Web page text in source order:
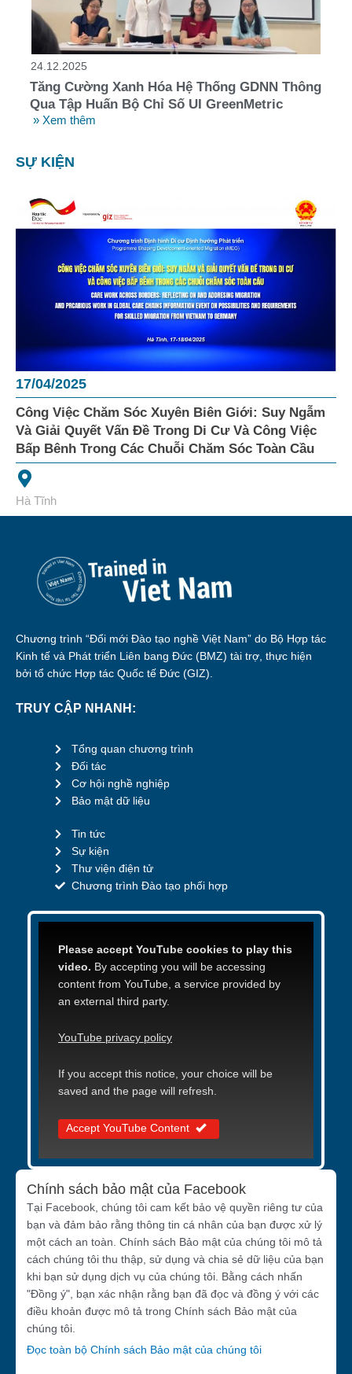
24.12.2025
Tăng Cường Xanh Hóa Hệ Thống GDNN Thông
Qua Tập Huấn Bộ Chỉ Số UI GreenMetric
» Xem thêm
SỰ KIỆN
17/04/2025
Công Việc Chăm Sóc Xuyên Biên Giới: Suy Ngẫm
Và Giải Quyết Vấn Đề Trong Di Cư Và Công Việc
Bấp Bênh Trong Các Chuỗi Chăm Sóc Toàn Cầu
Hà Tĩnh
Chương trình “Đổi mới Đào tạo nghề Việt Nam” do Bộ Hợp tác
Kinh tế và Phát triển Liên bang Đức (BMZ) tài trợ, thực hiện
bởi tổ chức Hợp tác Quốc tế Đức (GIZ).
TRUY CẬP NHANH:
Tổng quan chương trình
Đối tác
Cơ hội nghề nghiệp
Bảo mật dữ liệu
Tin tức
Sự kiện
Thư viện điện tử
Chương trình Đào tạo phối hợp
Please accept YouTube cookies to play this
video. By accepting you will be accessing
content from YouTube, a service provided by
an external third party.
YouTube privacy policy
If you accept this notice, your choice will be
saved and the page will refresh.
Accept YouTube Content
Chính sách bảo mật của Facebook
Tại Facebook, chúng tôi cam kết bảo vệ quyền riêng tư của
bạn và đảm bảo rằng thông tin cá nhân của bạn được xử lý
một cách an toàn. Chính sách Bảo mật của chúng tôi mô tả
cách chúng tôi thu thập, sử dụng và chia sẻ dữ liệu của bạn
khi bạn sử dụng dịch vụ của chúng tôi. Bằng cách nhấn
"Đồng ý", bạn xác nhận rằng bạn đã đọc và đồng ý với các
điều khoản được mô tả trong Chính sách Bảo mật của
chúng tôi.
Đọc toàn bộ Chính sách Bảo mật của chúng tôi